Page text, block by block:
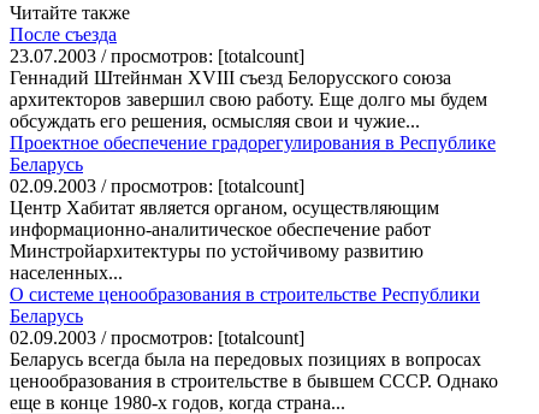
Читайте также
После съезда
23.07.2003 / просмотров: [totalcount]
Геннадий Штейнман XVIII съезд Белорусского союза
архитекторов завершил свою работу. Еще долго мы будем
обсуждать его решения, осмысляя свои и чужие...
Проектное обеспечение градорегулирования в Республике
Беларусь
02.09.2003 / просмотров: [totalcount]
Центр Хабитат является органом, осуществляющим
информационно-аналитическое обеспечение работ
Минстройархитектуры по устойчивому развитию
населенных...
О системе ценообразования в строительстве Республики
Беларусь
02.09.2003 / просмотров: [totalcount]
Беларусь всегда была на передовых позициях в вопросах
ценообразования в строительстве в бывшем СССР. Однако
еще в конце 1980-х годов, когда страна...